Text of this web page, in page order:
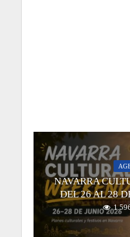
NAVARRA
DEL 26 AL 28